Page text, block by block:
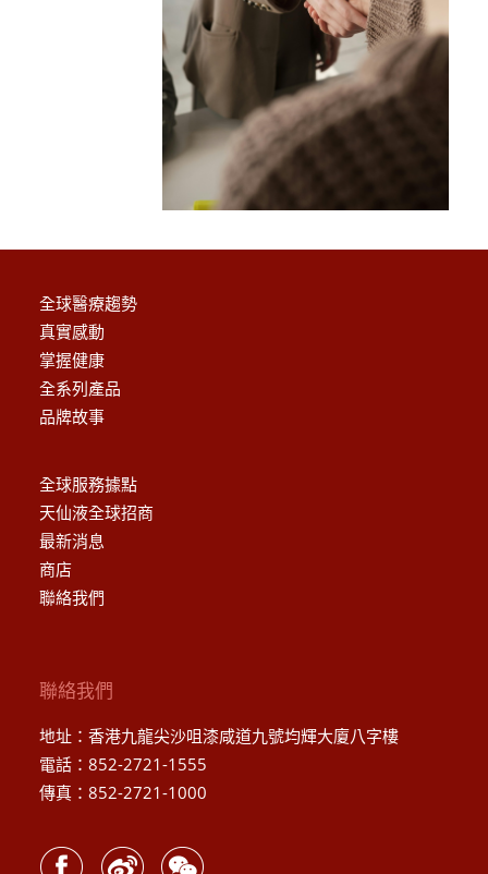
全球醫療趨勢
真實感動
掌握健康
全系列產品
品牌故事
全球服務據點
天仙液全球招商
最新消息
商店
聯絡我們
聯絡我們
地址：香港九龍尖沙咀漆咸道九號均輝大廈八字樓
電話：852-2721-1555
傳真：852-2721-1000